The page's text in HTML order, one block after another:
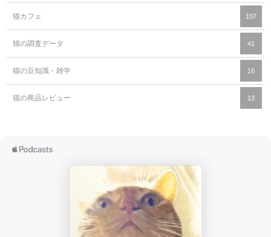
猫カフェ 107
猫の調査データ 41
猫の豆知識・雑学 16
猫の商品レビュー 13